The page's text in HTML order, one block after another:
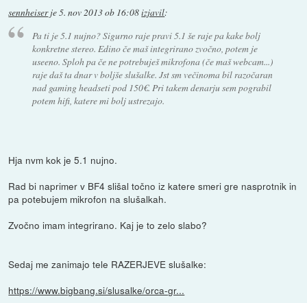
sennheiserje5. nov 2013 ob 16:08izjavil:
Pa ti je 5.1 nujno? Sigurno raje pravi 5.1 še raje pa kake bolj
konkretne stereo. Edino če maš integrirano zvočno, potem je
useeno. Sploh pa če ne potrebuješ mikrofona (če maš webcam...)
raje daš ta dnar v boljše slušalke. Jst sm večinoma bil razočaran
nad gaming headseti pod 150€. Pri takem denarju sem pograbil
potem hifi, katere mi bolj ustrezajo.
Hja nvm kok je 5.1 nujno.
Rad bi naprimer v BF4 slišal točno iz katere smeri gre nasprotnik in
pa potebujem mikrofon na slušalkah.
Zvočno imam integrirano. Kaj je to zelo slabo?
Sedaj me zanimajo tele RAZERJEVE slušalke:
https://www.bigbang.si/slusalke/orca-gr...